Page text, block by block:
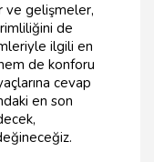
ve gelişmeler,
de
ilgili en
de konforu
cevap
en son